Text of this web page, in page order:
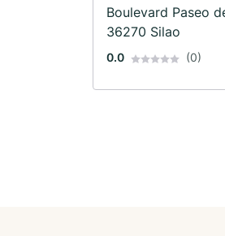
Boulevard Paseo
36270 Silao
0.0 (0)